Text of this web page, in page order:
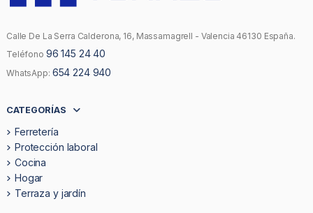
Calle De La Serra Calderona, 16, Massamagrell - Valencia 46130 España.
Teléfono 96 145 24 40
WhatsApp: 654 224 940
CATEGORÍAS
Ferretería
Protección laboral
Cocina
Hogar
Terraza y jardín